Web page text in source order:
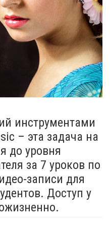
инструментами
– эта задача на
до уровня
за 7 уроков по
записи для
Доступ у